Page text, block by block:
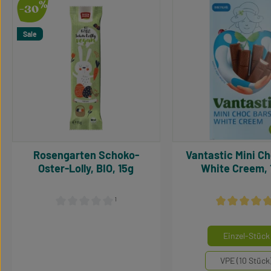
-30%
Sale
¹
Rosengarten Schoko-
Oster-Lolly, BIO, 15g
Vantastic Mini Choc Bars
White Creem,
Einzel-Stück
VPE (10